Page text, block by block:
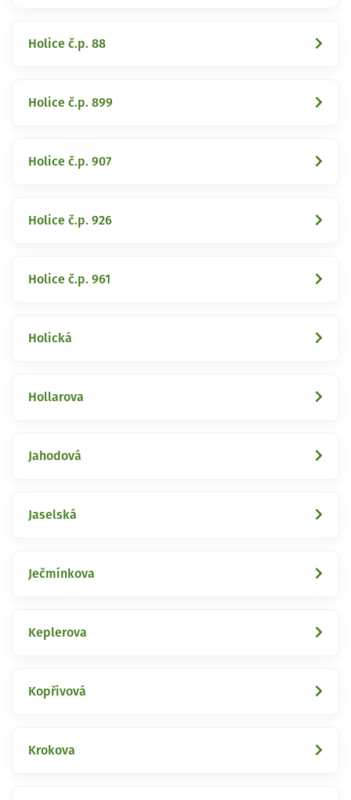
Holice č.p. 88
Holice č.p. 899
Holice č.p. 907
Holice č.p. 926
Holice č.p. 961
Holická
Hollarova
Jahodová
Jaselská
Ječmínkova
Keplerova
Kopřivová
Krokova